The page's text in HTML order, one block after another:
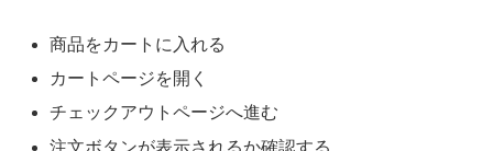
商品をカートに入れる
カートページを開く
チェックアウトページへ進む
注文ボタンが表示されるか確認する